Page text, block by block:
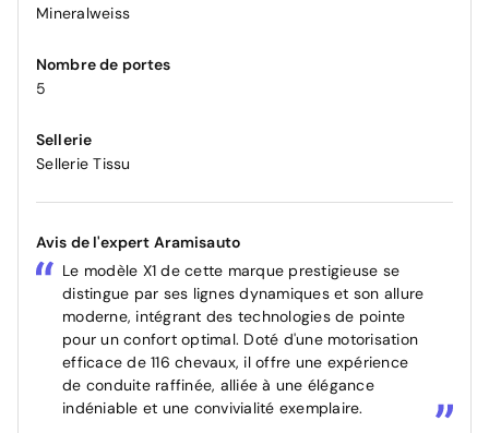
Mineralweiss
Nombre de portes
5
Sellerie
Sellerie Tissu
Avis de l'expert Aramisauto
Le modèle X1 de cette marque prestigieuse se
distingue par ses lignes dynamiques et son allure
moderne, intégrant des technologies de pointe
pour un confort optimal. Doté d'une motorisation
efficace de 116 chevaux, il offre une expérience
de conduite raffinée, alliée à une élégance
indéniable et une convivialité exemplaire.